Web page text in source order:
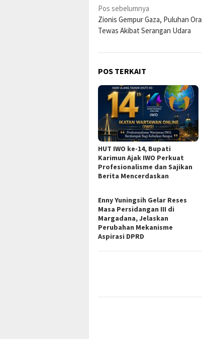
Navigasi
pos
Pos sebelumnya
Zionis Gempur Gaza, Puluhan
Tewas Akibat Serangan Udara
POS TERKAIT
HUT IWO ke-14, Bupati
Karimun Ajak IWO Perkuat
Profesionalisme dan Sajikan
Berita Mencerdaskan
Enny Yuningsih Gelar Reses
Masa Persidangan III di
Margadana, Jelaskan
Perubahan Mekanisme
Aspirasi DPRD